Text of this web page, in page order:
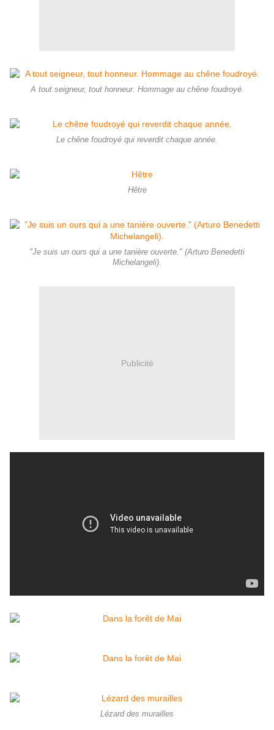
A tout seigneur, tout honneur. Hommage au chêne foudroyé.
Le chêne foudroyé qui reverdit chaque année.
Hêtre
"Je suis un ours qui a une tanière ouverte." (Arturo Benedetti
Michelangeli).
Publicité
Lézard des murailles